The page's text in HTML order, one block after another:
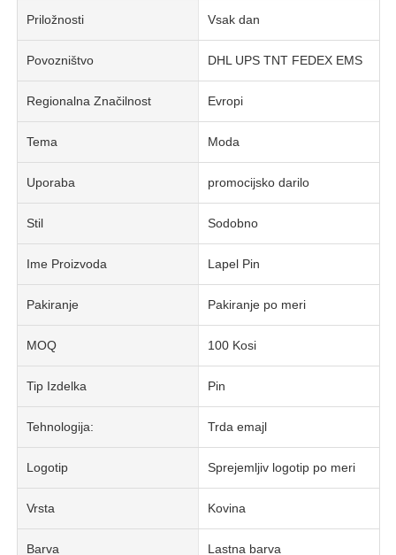
Priložnosti Vsak dan
Povozništvo DHL UPS TNT FEDEX EMS
Regionalna Značilnost Evropi
Tema Moda
Uporaba promocijsko darilo
Stil Sodobno
Ime Proizvoda Lapel Pin
Pakiranje Pakiranje po meri
MOQ 100 Kosi
Tip Izdelka Pin
Tehnologija: Trda emajl
Logotip Sprejemljiv logotip po meri
Vrsta Kovina
Barva Lastna barva